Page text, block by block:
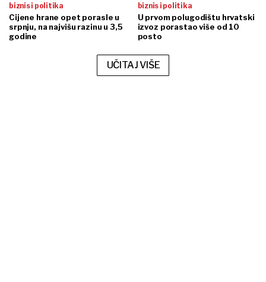
biznis i politika
Cijene hrane opet porasle u
srpnju, na najvišu razinu u 3,5
godine
biznis i politika
U prvom polugodištu hrvatski
izvoz porastao više od 10
posto
UČITAJ VIŠE